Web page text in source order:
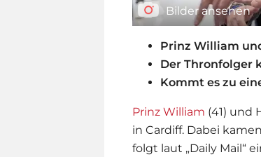
Bilder ansehen
Prinz William
Der Thronfolger
Kommt es zu
Prinz William (41) und
in Cardiff. Dabei
folgt laut „Daily Mail“